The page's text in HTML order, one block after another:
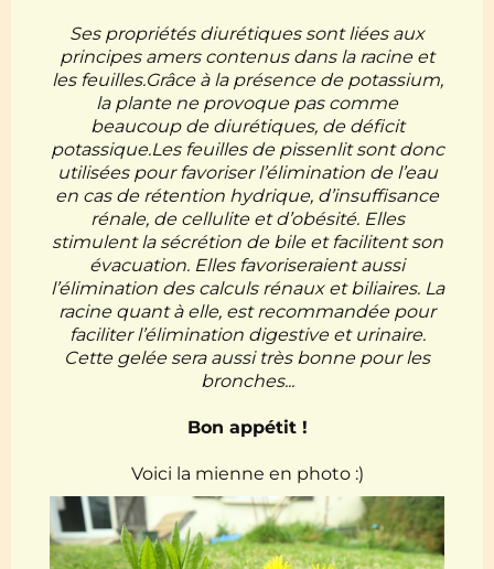
Ses propriétés diurétiques sont liées aux
principes amers contenus dans la racine et
les feuilles.Grâce à la présence de potassium,
la plante ne provoque pas comme
beaucoup de diurétiques, de déficit
potassique.Les feuilles de pissenlit sont donc
utilisées pour favoriser l’élimination de l’eau
en cas de rétention hydrique, d’insuffisance
rénale, de cellulite et d’obésité. Elles
stimulent la sécrétion de bile et facilitent son
évacuation. Elles favoriseraient aussi
l’élimination des calculs rénaux et biliaires. La
racine quant à elle, est recommandée pour
faciliter l’élimination digestive et urinaire.
Cette gelée sera aussi très bonne pour les
bronches...
Bon appétit !
Voici la mienne en photo :)